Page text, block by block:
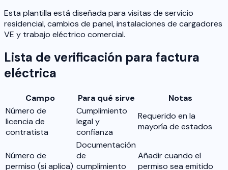
Esta plantilla está diseñada para visitas de servicio
residencial, cambios de panel, instalaciones de cargadores
VE y trabajo eléctrico comercial.
Lista de verificación para factura
eléctrica
Campo Para qué sirve
Notas
Número de
licencia de
contratista
Cumplimiento
legal y
confianza
Requerido en la
mayoría de estados
Número de
permiso (si aplica)
Documentación
de
cumplimiento
Añadir cuando el
permiso sea emitido